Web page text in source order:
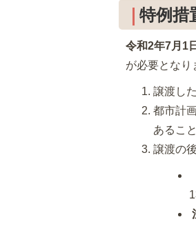
特例措
令和2年7月1
が必要となり
譲渡し
都市計
あること
譲渡の